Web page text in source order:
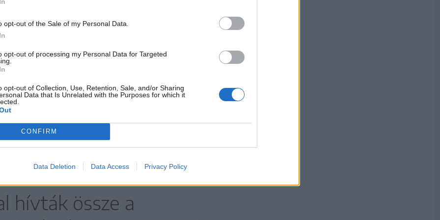
opt-out of the Sale of my Personal Data.
opt-out of processing my Personal Data for Targeted
opt-out of Collection, Use, Retention, Sale, and/or Sharing
Data that Is Unrelated with the Purposes for which it
CONFIRM
Data Deletion Data Access Privacy Policy
kártérítési összegek,
kapta meg azt.
hasonló arányban alakult a medvekárok
egy korábbi cikkünkben is közöltük, a
Ügynökség vezetője, Domokos László
hívták össze a